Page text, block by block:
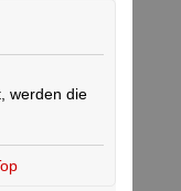
werden die